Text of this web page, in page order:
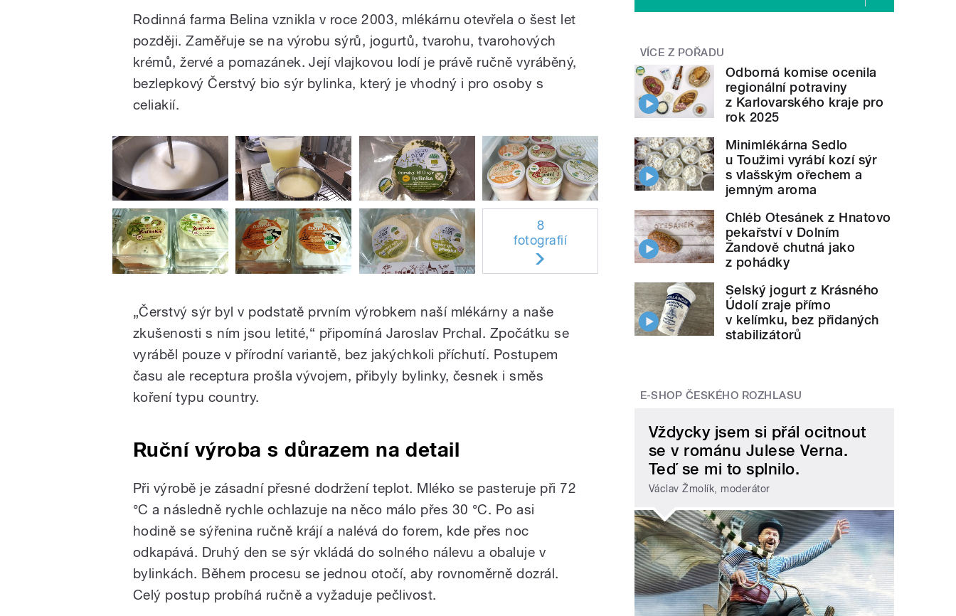
Rodinná farma Belina vznikla v roce 2003, mlékárnu otevřela o šest let
později. Zaměřuje se na výrobu sýrů, jogurtů, tvarohu, tvarohových
krémů, žervé a pomazánek. Její vlajkovou lodí je právě ručně vyráběný,
bezlepkový Čerstvý bio sýr bylinka, který je vhodný i pro osoby s
celiakií.
8
fotografií
„Čerstvý sýr byl v podstatě prvním výrobkem naší mlékárny a naše
zkušenosti s ním jsou letité,“ připomíná Jaroslav Prchal. Zpočátku se
vyráběl pouze v přírodní variantě, bez jakýchkoli příchutí. Postupem
času ale receptura prošla vývojem, přibyly bylinky, česnek i směs
koření typu country.
Ruční výroba s důrazem na detail
Při výrobě je zásadní přesné dodržení teplot. Mléko se pasteruje při 72
°C a následně rychle ochlazuje na něco málo přes 30 °C. Po asi
hodině se sýřenina ručně krájí a nalévá do forem, kde přes noc
odkapává. Druhý den se sýr vkládá do solného nálevu a obaluje v
bylinkách. Během procesu se jednou otočí, aby rovnoměrně dozrál.
Celý postup probíhá ručně a vyžaduje pečlivost.
VÍCE Z POŘADU
Odborná komise ocenila
regionální potraviny
z Karlovarského kraje pro
rok 2025
Minimlékárna Sedlo
u Toužimi vyrábí kozí sýr
s vlašským ořechem a
jemným aroma
Chléb Otesánek z Hnatovo
pekařství v Dolním
Žandově chutná jako
z pohádky
Selský jogurt z Krásného
Údolí zraje přímo
v kelímku, bez přidaných
stabilizátorů
E-SHOP ČESKÉHO ROZHLASU
Vždycky jsem si přál ocitnout
se v románu Julese Verna.
Teď se mi to splnilo.
Václav Žmolík, moderátor